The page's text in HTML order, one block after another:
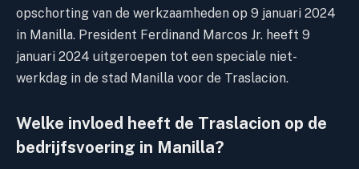
opschorting van de werkzaamheden op 9 januari 2024
in Manilla. President Ferdinand Marcos Jr. heeft 9
januari 2024 uitgeroepen tot een speciale niet-
werkdag in de stad Manilla voor de Traslacion.
Welke invloed heeft de Traslacion op de
bedrijfsvoering in Manilla?